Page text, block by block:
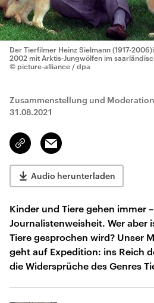
Der Tierfilmer Heinz Sielmann (1917-
2002 mit Arktis-Jungwölfen im
© picture-alliance / dpa
Zusammenstellung und
31.08.2021
Link
kopieren/teilen
Email
Audio herunterladen
Kinder und Tiere gehen immer
Journalistenweisheit. Wer aber
Tiere gesprochen wird? Unser
geht auf Expedition: ins Reich
die Widersprüche des Genres